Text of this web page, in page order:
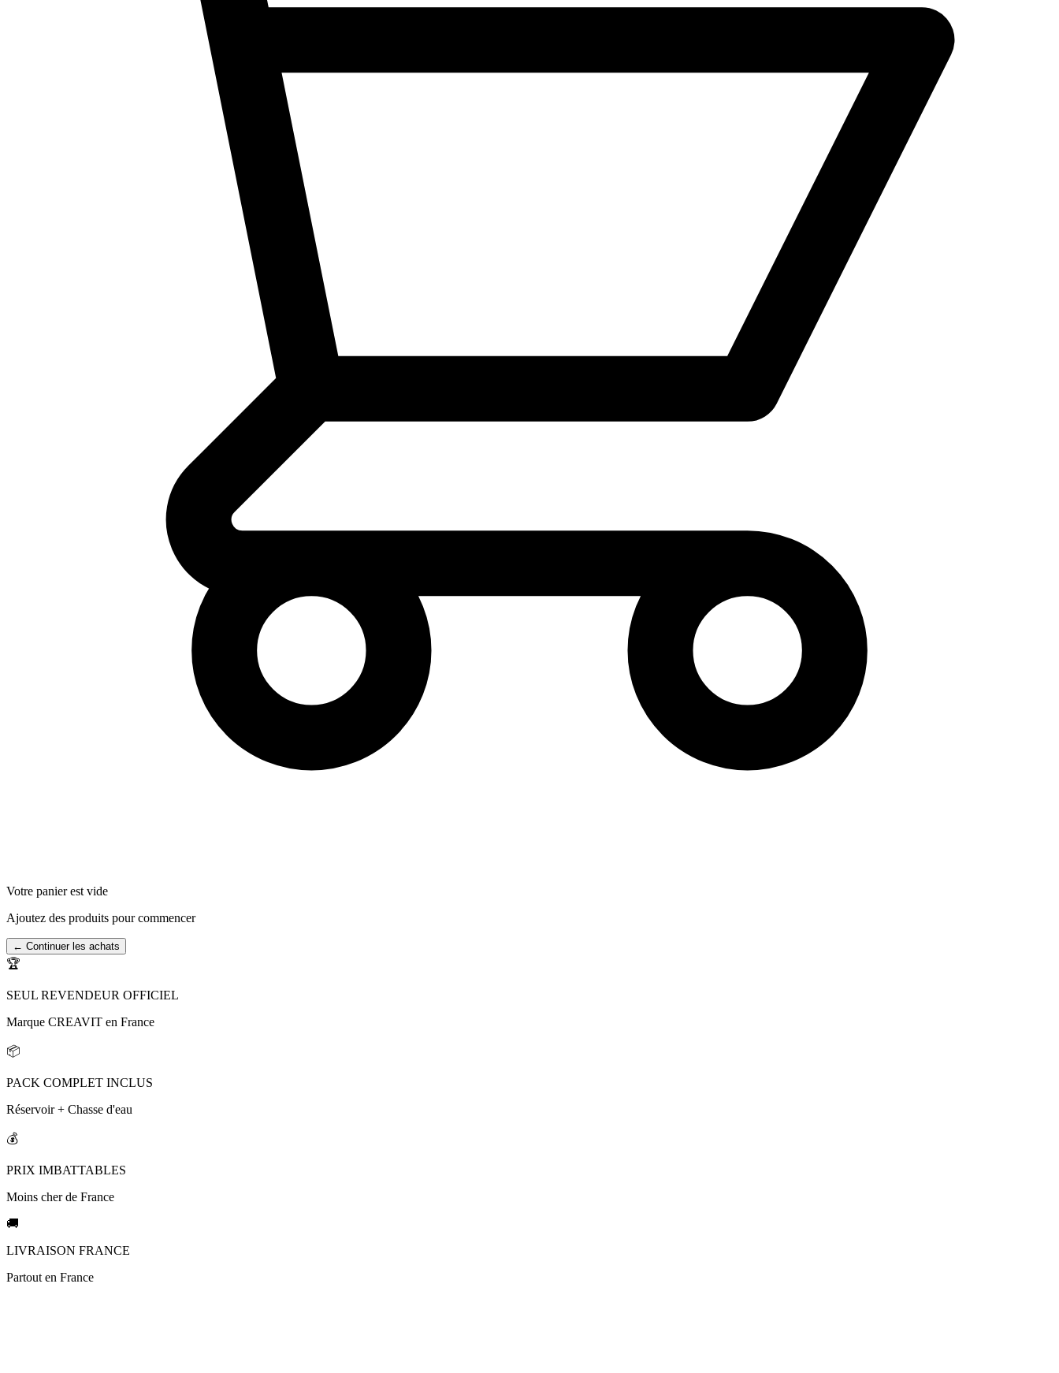
Votre panier est vide
Ajoutez des produits pour commencer
← Continuer les achats
🏆
SEUL REVENDEUR OFFICIEL
Marque CREAVIT en France
📦
PACK COMPLET INCLUS
Réservoir + Chasse d'eau
💰
PRIX IMBATTABLES
Moins cher de France
🚚
LIVRAISON FRANCE
Partout en France